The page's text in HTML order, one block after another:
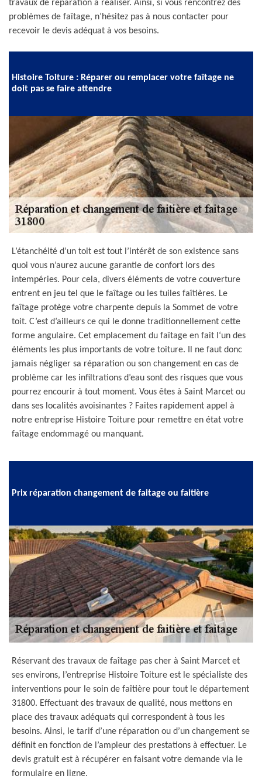
travaux de réparation à réaliser. Ainsi, si vous rencontrez des
problèmes de faîtage, n’hésitez pas à nous contacter pour
recevoir le devis adéquat à vos besoins.
Histoire Toiture : Réparer ou remplacer votre faîtage ne
doit pas se faire attendre
L’étanchéité d’un toit est tout l’intérêt de son existence sans
quoi vous n’aurez aucune garantie de confort lors des
intempéries. Pour cela, divers éléments de votre couverture
entrent en jeu tel que le faîtage ou les tuiles faîtières. Le
faîtage protège votre charpente depuis la Sommet de votre
toit. C’est d’ailleurs ce qui le donne traditionnellement cette
forme angulaire. Cet emplacement du faîtage en fait l‘un des
éléments les plus importants de votre toiture. Il ne faut donc
jamais négliger sa réparation ou son changement en cas de
problème car les infiltrations d’eau sont des risques que vous
pourrez encourir à tout moment. Vous êtes à Saint Marcet ou
dans ses localités avoisinantes ? Faites rapidement appel à
notre entreprise Histoire Toiture pour remettre en état votre
faîtage endommagé ou manquant.
Prix réparation changement de faitage ou faitière
Réservant des travaux de faîtage pas cher à Saint Marcet et
ses environs, l’entreprise Histoire Toiture est le spécialiste des
interventions pour le soin de faîtière pour tout le département
31800. Effectuant des travaux de qualité, nous mettons en
place des travaux adéquats qui correspondent à tous les
besoins. Ainsi, le tarif d’une réparation ou d’un changement se
définit en fonction de l’ampleur des prestations à effectuer. Le
devis gratuit est à récupérer en faisant votre demande via le
formulaire en ligne.